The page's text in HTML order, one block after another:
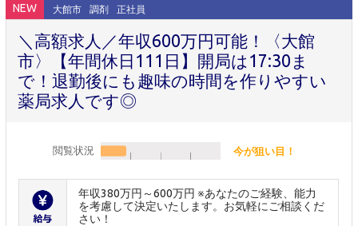
NEW 大館市 調剤 正社員
＼高額求人／年収600万円可能！〈大館
市〉【年間休日111日】開局は17:30ま
で！退勤後にも趣味の時間を作りやすい
薬局求人です◎
閲覧状況 今が狙い目！
年収380万円～600万円 ※あなたのご経験、能力
を考慮して決定いたします。お気軽にご相談くだ
さい！